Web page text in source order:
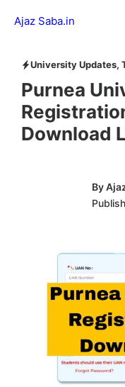
Ajaz Saba.in
University Updates,
Purnea
Download
By